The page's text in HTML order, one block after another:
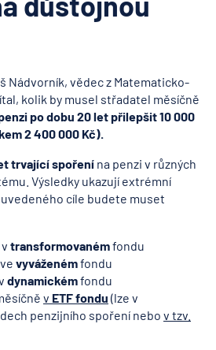
Nádvorník, vědec z Matematicko-
kolik by musel střadatel měsíčně
po dobu 20 let přilepšit 10 000
2 400 000 Kč).
trvající spoření na penzi v různých
Výsledky ukazují extrémní
uvedeného cíle budete muset
transformovanémfondu
vyváženémfondu
dynamickémfondu
v ETF fondu (lze v
penzijního spoření nebo v tzv.